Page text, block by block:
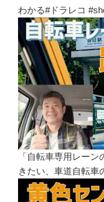
わかる#ドラレコ
「自転車専用レー
きたい、車道自転車